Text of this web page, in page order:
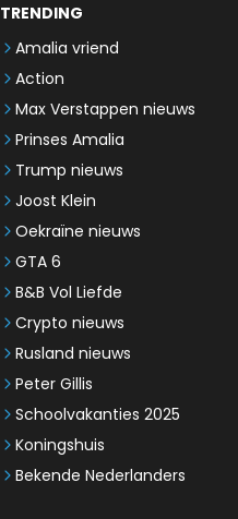
TRENDING
Amalia vriend
Action
Max Verstappen nieuws
Prinses Amalia
Trump nieuws
Joost Klein
Oekraïne nieuws
GTA 6
B&B Vol Liefde
Crypto nieuws
Rusland nieuws
Peter Gillis
Schoolvakanties 2025
Koningshuis
Bekende Nederlanders